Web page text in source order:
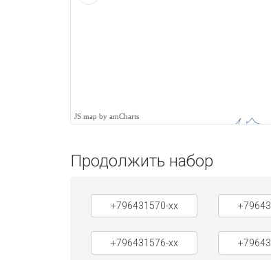
JS map by amCharts
Продолжить набор
+796431570-xx
+796431576-xx